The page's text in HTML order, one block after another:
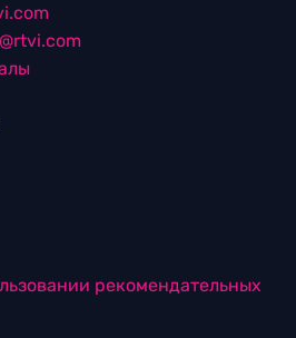
рекомендательных